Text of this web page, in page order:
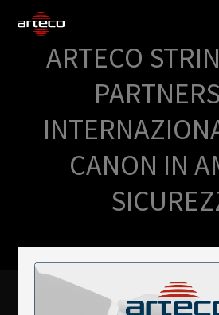
My Arteco
SOLUZIONI
TRAINING
PARTNERS
ARTECO
CANON IN